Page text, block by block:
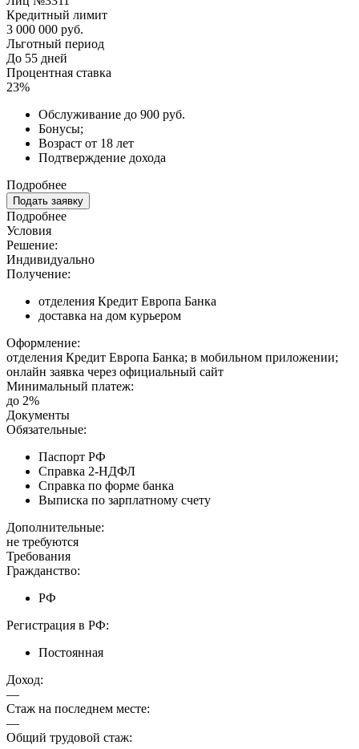
Кредитный лимит
3 000 000 руб.
Льготный период
До 55 дней
Процентная ставка
23%
Обслуживание до 900 руб.
Бонусы;
Возраст от 18 лет
Подтверждение дохода
Подробнее
Подать заявку
Подробнее
Условия
Решение:
Индивидуально
Получение:
отделения Кредит Европа Банка
доставка на дом курьером
Оформление:
отделения Кредит Европа Банка; в мобильном приложении;
онлайн заявка через официальный сайт
Минимальный платеж:
до 2%
Документы
Обязательные:
Паспорт РФ
Справка 2-НДФЛ
Справка по форме банка
Выписка по зарплатному счету
Дополнительные:
не требуются
Требования
Гражданство:
РФ
Регистрация в РФ:
Постоянная
Доход:
—
Стаж на последнем месте:
—
Общий трудовой стаж: